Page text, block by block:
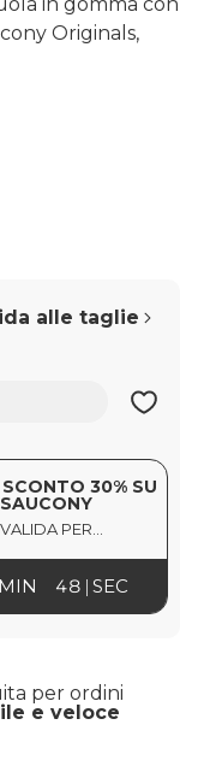
Originals,
alle taglie
30% SU
PER...
47
MIN SEC
per ordini
e veloce